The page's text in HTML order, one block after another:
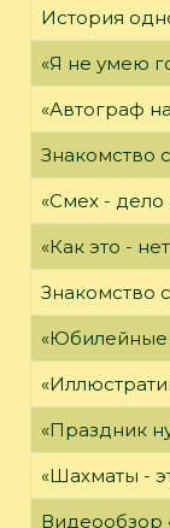
История
«Я не умею
«Автограф
Знакомство
«Смех - дело
«Как это -
Знакомство
«Юбилейные
«Праздник
«Шахматы -
Видеообзор